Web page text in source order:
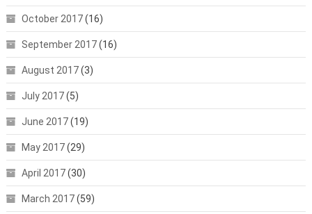
October 2017(16)
September 2017(16)
August 2017(3)
July 2017(5)
June 2017(19)
May 2017(29)
April 2017(30)
March 2017(59)